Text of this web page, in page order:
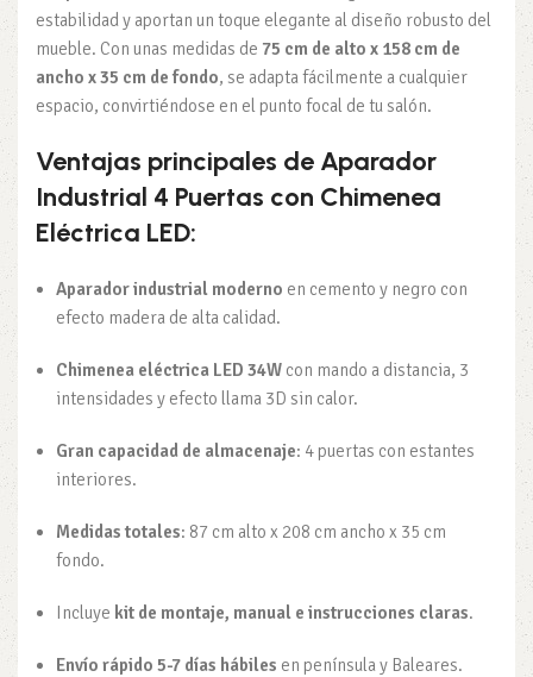
estabilidad y aportan un toque elegante al diseño robusto del
mueble. Con unas medidas de 75 cm de alto x 158 cm de
ancho x 35 cm de fondo, se adapta fácilmente a cualquier
espacio, convirtiéndose en el punto focal de tu salón.
Ventajas principales de Aparador
Industrial 4 Puertas con Chimenea
Eléctrica LED:
Aparador industrial moderno en cemento y negro con
efecto madera de alta calidad.
Chimenea eléctrica LED 34W con mando a distancia, 3
intensidades y efecto llama 3D sin calor.
Gran capacidad de almacenaje: 4 puertas con estantes
interiores.
Medidas totales: 87 cm alto x 208 cm ancho x 35 cm
fondo.
Incluye kit de montaje, manual e instrucciones claras.
Envío rápido 5-7 días hábiles en península y Baleares.